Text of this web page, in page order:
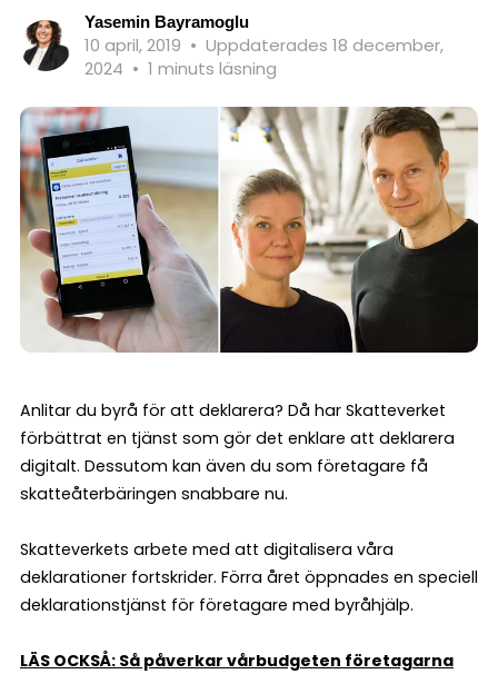
Yasemin Bayramoglu
10 april, 2019 • Uppdaterades 18 december,
2024 • 1 minuts läsning
Anlitar du byrå för att deklarera? Då har Skatteverket
förbättrat en tjänst som gör det enklare att deklarera
digitalt. Dessutom kan även du som företagare få
skatteåterbäringen snabbare nu.
Skatteverkets arbete med att digitalisera våra
deklarationer fortskrider. Förra året öppnades en speciell
deklarationstjänst för företagare med byråhjälp.
LÄS OCKSÅ: Så påverkar vårbudgeten företagarna